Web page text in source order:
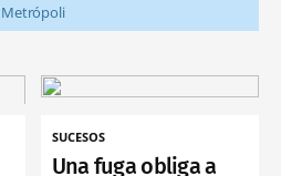
Metrópoli
SUCESOS
Una fuga obliga a